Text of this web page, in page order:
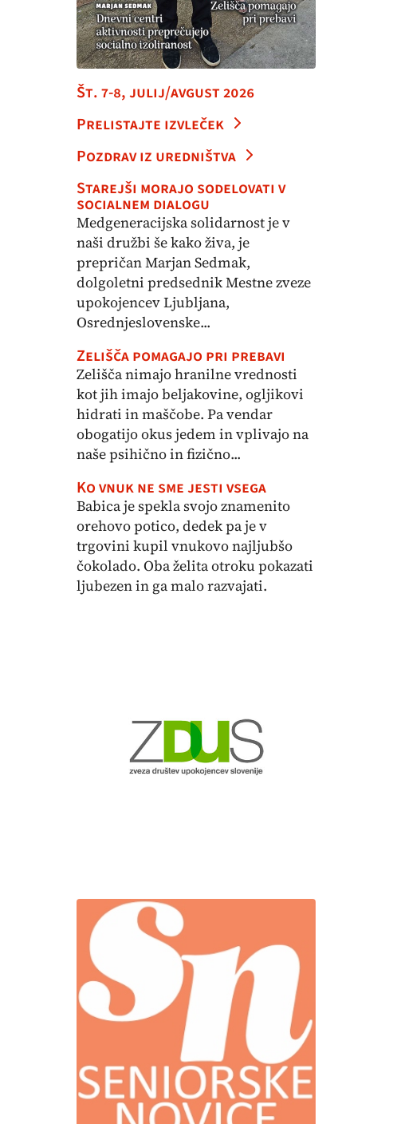
Št. 7-8, julij/avgust 2026
Prelistajte izvleček
Pozdrav iz uredništva
Starejši morajo sodelovati v
socialnem dialogu
Medgeneracijska solidarnost je v
naši družbi še kako živa, je
prepričan Marjan Sedmak,
dolgoletni predsednik Mestne zveze
upokojencev Ljubljana,
Osrednjeslovenske...
Zelišča pomagajo pri prebavi
Zelišča nimajo hranilne vrednosti
kot jih imajo beljakovine, ogljikovi
hidrati in maščobe. Pa vendar
obogatijo okus jedem in vplivajo na
naše psihično in fizično...
Ko vnuk ne sme jesti vsega
Babica je spekla svojo znamenito
orehovo potico, dedek pa je v
trgovini kupil vnukovo najljubšo
čokolado. Oba želita otroku pokazati
ljubezen in ga malo razvajati.